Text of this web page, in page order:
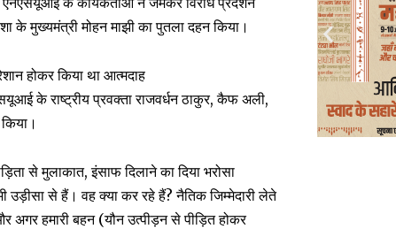
के मुख्यमंत्री मोहन माझी का पुतला दहन किया।
होकर किया था आत्मदाह
के राष्ट्रीय प्रवक्ता राजवर्धन ठाकुर, कैफ अली,
से मुलाकात, इंसाफ दिलाने का दिया भरोसा
उड़ीसा से हैं। वह क्या कर रहे हैं? नैतिक जिम्मेदारी लेते
अगर हमारी बहन (यौन उत्पीड़न से पीड़ित होकर